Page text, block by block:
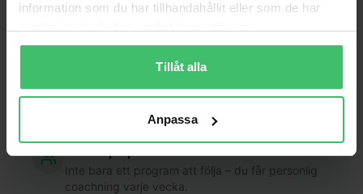
information som du har tillhandahållit eller som de har
Tillåt alla
Anpassa
Smärtfri löpning
Lär dig en skonsam löpteknik som bygger upp
kroppen istället för att bryta ner den.
Personlig videoanalys och feedback för att följa
Inte bara ett program att följa – du får personlig
coachning varje vecka.